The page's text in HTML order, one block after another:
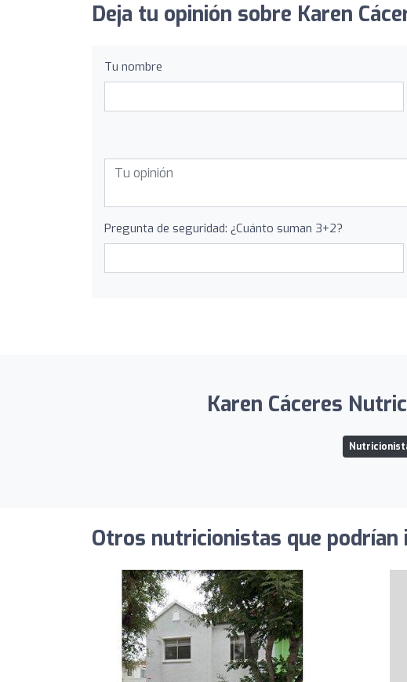
Deja tu opinión sobre Karen
Tu nombre
Pregunta de seguridad: ¿Cuánto suman 3+2?
Karen Cáceres
Otros nutricionistas que